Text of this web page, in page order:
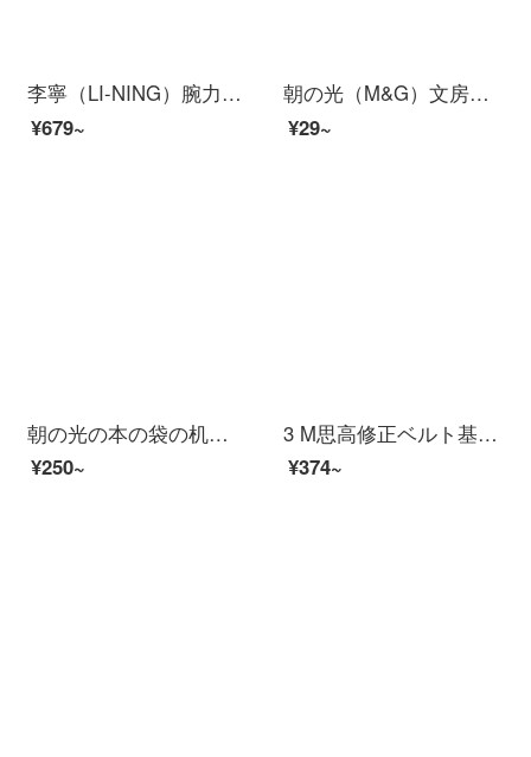
李寧（LI-NING）腕力球無灯100キロ200自動起動男女握力腕力器学生減圧球腕腕筋トレーニング器材碗力重力遠心球
¥679~
朝の光（M&G）文房具の自動鉛筆学生試験用のY字型のペン先軟膏カバー本味活動鉛筆0.5 AMPH 5605 1本の0.5 MM自動鉛筆
¥29~
朝の光の本の袋の机は学生の机を収めて袋の側を掛けて物棚を掛けて本の袋の神器の本の高校生を置いて本の多機能を放します韓国の大容量の書立の中学生の机の辺を掛けて黒色の10格を持ちます【防水の牛津布】
¥250~
3 M思高修正ベルト基本型大容量補正ベルトCT 02-S 5 mm×8 m学用品スーパー量販10個入り
¥374~